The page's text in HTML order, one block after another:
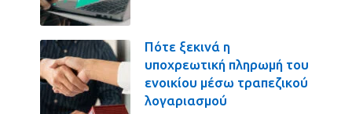
Πότε ξεκινά η
υποχρεωτική πληρωμή του
ενοικίου μέσω τραπεζικού
λογαριασμού